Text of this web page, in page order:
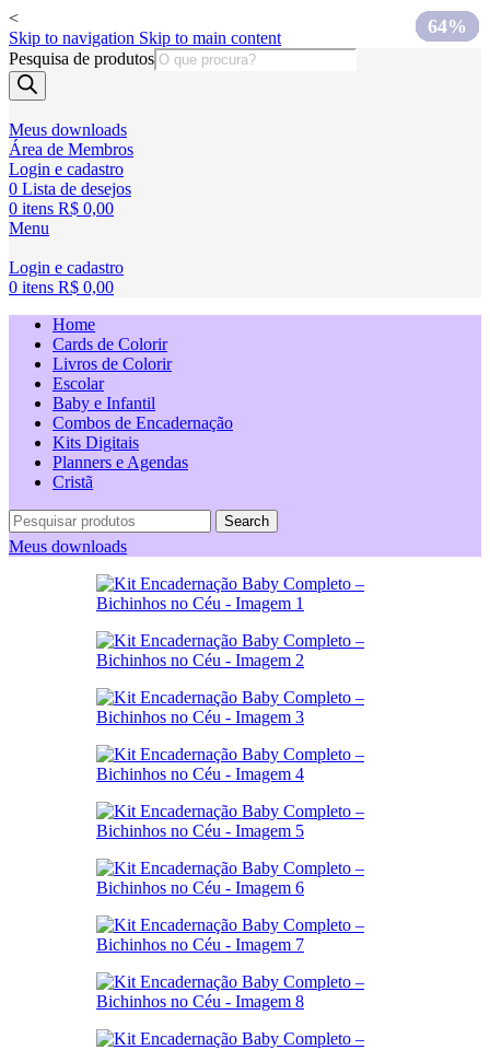
<
Skip to navigation Skip to main content
Pesquisa de produtos
Meus downloads
Área de Membros
Login e cadastro
0 Lista de desejos
0 itens R$ 0,00
Menu
Login e cadastro
0 itens R$ 0,00
Home
Cards de Colorir
Livros de Colorir
Escolar
Baby e Infantil
Combos de Encadernação
Kits Digitais
Planners e Agendas
Cristã
Search
Meus downloads
75%
75%
75%
75%
60%
60%
63%
64%